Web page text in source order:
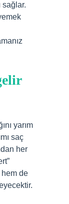
sağlar.
yarım
saç
her
hem de